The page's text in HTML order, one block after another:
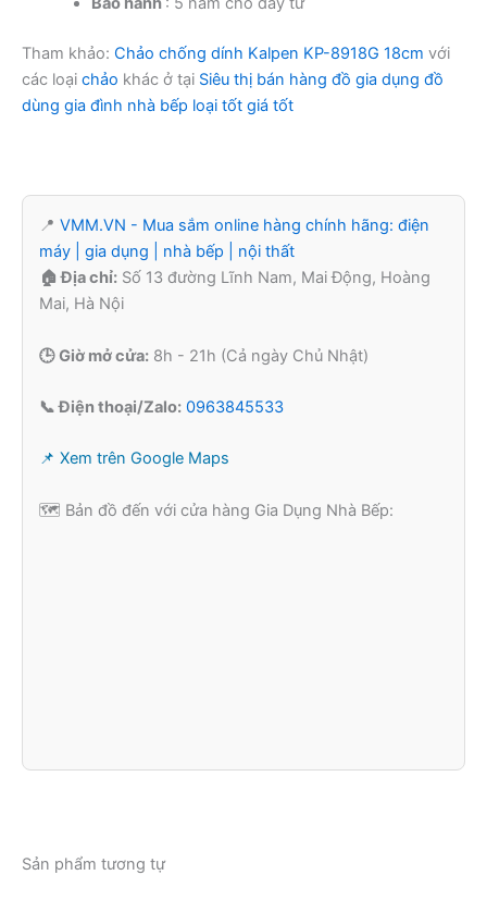
Tham khảo: Chảo chống dính Kalpen KP-8918G 18cm với
các loại chảo khác ở tại Siêu thị bán hàng đồ gia dụng đồ
dùng gia đình nhà bếp loại tốt giá tốt
📍 VMM.VN - Mua sắm online hàng chính hãng: điện
máy | gia dụng | nhà bếp | nội thất
🏠 Địa chỉ: Số 13 đường Lĩnh Nam, Mai Động, Hoàng
Mai, Hà Nội
🕒 Giờ mở cửa: 8h - 21h (Cả ngày Chủ Nhật)
📞 Điện thoại/Zalo: 0963845533
📌 Xem trên Google Maps
🗺️ Bản đồ đến với cửa hàng Gia Dụng Nhà Bếp:
Sản phẩm tương tự